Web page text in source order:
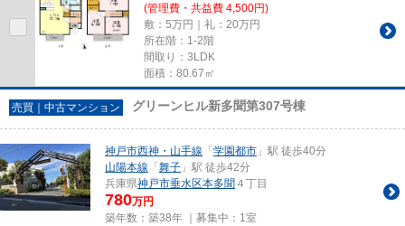
(管理費・共益費 4,500円)
敷：5万円｜礼：20万円
所在階：1-2階
間取り：3LDK
面積：80.67㎡
売買｜中古マンション グリーンヒル新多聞第307号棟
神戸市西神・山手線 「 学園都市 」駅 徒歩40分
山陽本線 「 舞子 」駅 徒歩42分
兵庫県神戸市垂水区本多聞 ４丁目
780万円
築年数：築38年 ｜募集中： 1室